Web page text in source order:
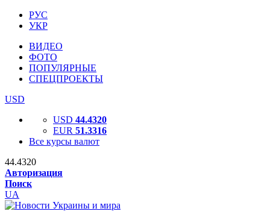
РУС
УКР
ВИДЕО
ФОТО
ПОПУЛЯРНЫЕ
СПЕЦПРОЕКТЫ
USD
USD 44.4320
EUR 51.3316
Все курсы валют
44.4320
Авторизация
Поиск
UA